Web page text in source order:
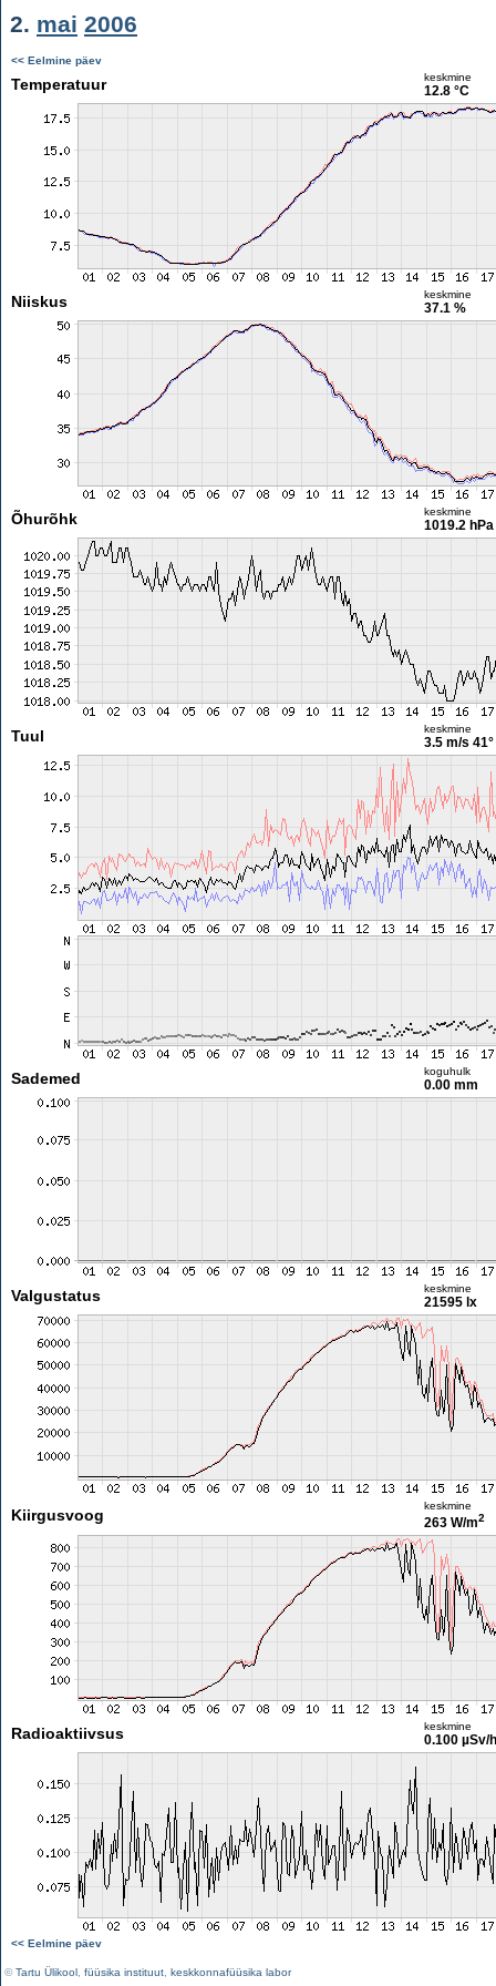
2. mai 2006
<< Eelmine päev
Temperatuur keskmine
12.8 °C
Niiskus keskmine
37.1 %
Õhurõhk keskmine
1019.2 hPa
Tuul keskmine
3.5 m/s 41°
Sademed koguhulk
0.00 mm
Valgustatus keskmine
21595 lx
Kiirgusvoog
keskmine
263 W/m2
Radioaktiivsus keskmine
0.100 µSv/h
<< Eelmine päev
©Tartu Ülikool füüsika instituut keskkonnafüüsika labor